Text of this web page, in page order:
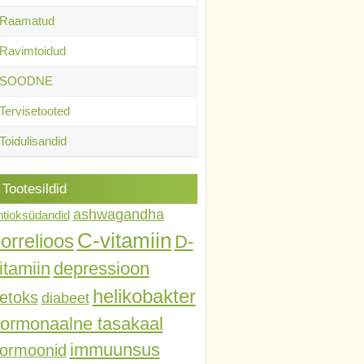
Raamatud
Ravimtoidud
SOODNE
Tervisetooted
Toidulisandid
Tootesildid
ashwagandha
C-vitamiin D-
depressioon
diabeet helikobakter
tasakaal
immuunsus